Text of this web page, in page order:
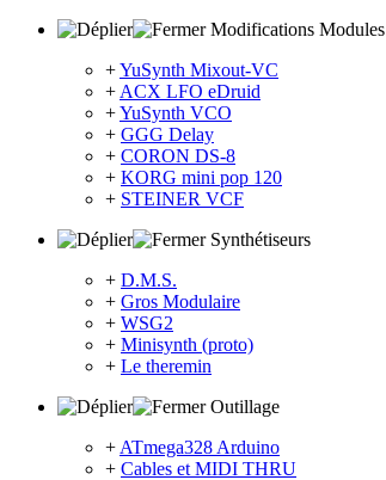
Modifications Modules
+YuSynth Mixout-VC
+ ACX LFO eDruid
+YuSynth VCO
+ GGG Delay
+ CORON DS-8
+ KORG mini pop 120
+ STEINER VCF
Synthétiseurs
+ D.M.S.
+ Gros Modulaire
+ WSG2
+ Minisynth (proto)
+ Le theremin
Outillage
+ ATmega328 Arduino
+ Cables et MIDI THRU